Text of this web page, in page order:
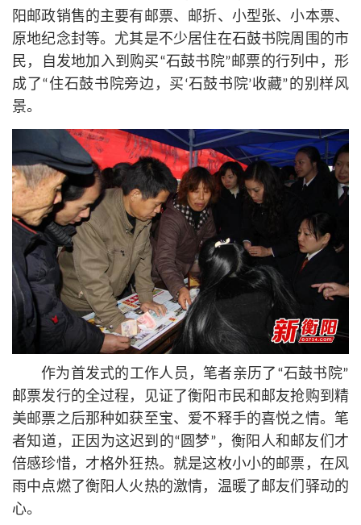
阳邮政销售的主要有邮票、邮折、小型张、小本票、
原地纪念封等。尤其是不少居住在石鼓书院周围的市
民，自发地加入到购买“石鼓书院”邮票的行列中，形
成了“住石鼓书院旁边，买‘石鼓书院’收藏”的别样风
景。
作为首发式的工作人员，笔者亲历了“石鼓书院”
邮票发行的全过程，见证了衡阳市民和邮友抢购到精
美邮票之后那种如获至宝、爱不释手的喜悦之情。笔
者知道，正因为这迟到的“圆梦”，衡阳人和邮友们才
倍感珍惜，才格外狂热。就是这枚小小的邮票，在风
雨中点燃了衡阳人火热的激情，温暖了邮友们驿动的
心。